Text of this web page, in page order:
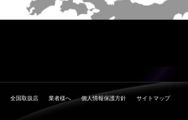
全国取扱店 業者様へ 個人情報保護方針 サイトマップ